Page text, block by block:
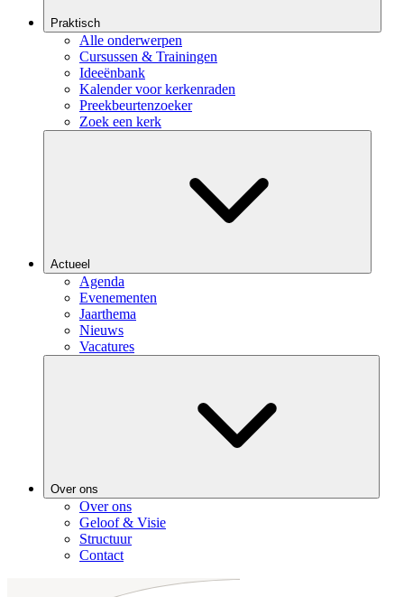
Praktisch
Alle onderwerpen
Cursussen & Trainingen
Ideeënbank
Kalender voor kerkenraden
Preekbeurtenzoeker
Zoek een kerk
Actueel
Agenda
Evenementen
Jaarthema
Nieuws
Vacatures
Over ons
Over ons
Geloof & Visie
Structuur
Contact